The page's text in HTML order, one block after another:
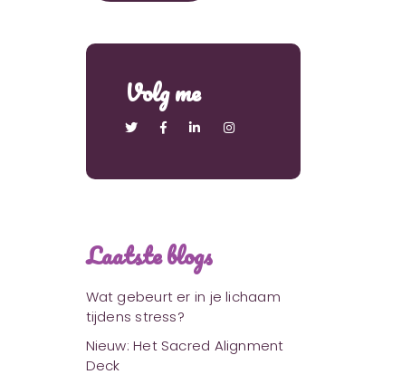
Volg me
Laatste blogs
Wat gebeurt er in je lichaam
tijdens stress?
Nieuw: Het Sacred Alignment
Deck